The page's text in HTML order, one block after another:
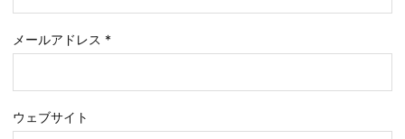
メールアドレス *
ウェブサイト